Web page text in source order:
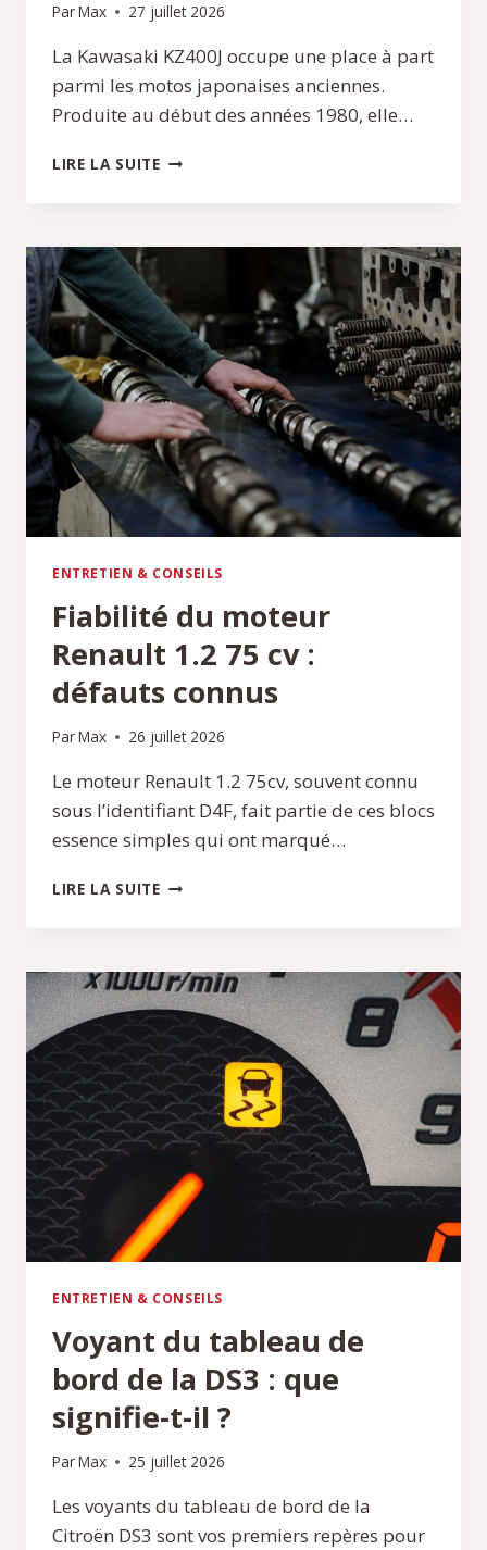
ParMax 27 juillet 2026
La Kawasaki KZ400J occupe une place à part
parmi les motos japonaises anciennes.
Produite au début des années 1980, elle…
LIRE LA SUITEKAWASAKI
ANCIENNE
SUBLIMER
EN
CUSTOM
ENTRETIEN & CONSEILS
Fiabilité du moteur
Renault 1.2 75 cv :
défauts connus
ParMax 26 juillet 2026
Le moteur Renault 1.2 75cv, souvent connu
sous l’identifiant D4F, fait partie de ces blocs
essence simples qui ont marqué…
LIRE LA SUITEFIABILITÉ
1.2
75
CV
DÉFAUTS
CONNUS
ENTRETIEN & CONSEILS
Voyant du tableau de
bord de la DS3 : que
signifie-t-il ?
ParMax 25 juillet 2026
Les voyants du tableau de bord de la
Citroën DS3 sont vos premiers repères pour